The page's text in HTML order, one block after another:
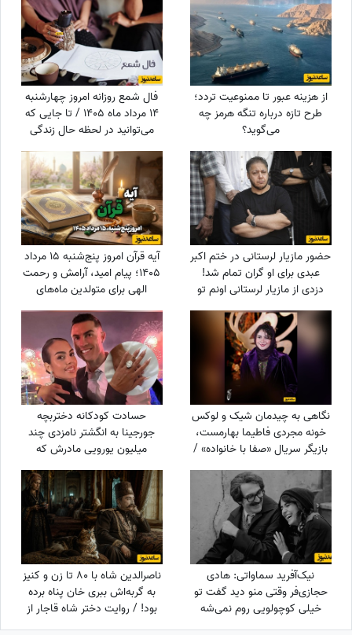
از هزینه عبور تا ممنوعیت تردد؛
طرح تازه درباره تنگه هرمز چه
می‌گوید؟
فال شمع روزانه امروز چهارشنبه
14 مرداد ماه 1405 / تا جایی که
می‌توانید در لحظه حال زندگی
کرده و از آن نهایت استفاده را
ببرید
حضور مازیار لرستانی در ختم اکبر
عبدی برای او گران تمام شد!
دزدی از مازیار لرستانی اونم تو
روز روشن!
آیه قرآن امروز پنج‌شنبه 15 مرداد
1405؛ پیام امید، آرامش و رحمت
الهی برای متولدین ماه‌های
مختلف
نگاهی به چیدمان شیک و لوکس
خونه مجردی فاطیما بهارمست،
بازیگر سریال «صفا با خانواده» /
از مبلمان کلاسیک و پرده‌های
اعیانی تا کتاب‌خونه و ...
حسادت کودکانه دختربچه
جورجینا به انگشتر نامزدی چند
میلیون یورویی مادرش که
رونالدو به او هدیه داده بود!
نیک‌آفرید سماواتی: هادی
حجازی‌فر وقتی منو دید گفت تو
خیلی کوچولویی روم نمی‌شه
عاشقت بشم !
ناصرالدین شاه با 80 تا زن و کنیز
به گربه‌اش ببری خان پناه برده
بود! / روایت دختر شاه قاجار از
لایه‌های پنهان حرمسرای شاهی